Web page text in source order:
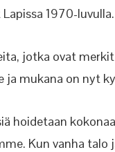
1970-luvulla.
jotka ovat
ja mukana on nyt
hoidetaan
Kun vanha talo